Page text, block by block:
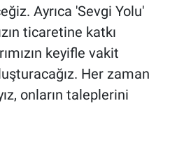
Ayrıca 'Sevgi Yolu'
ticaretine katkı
keyifle vakit
Her zaman
onların taleplerini